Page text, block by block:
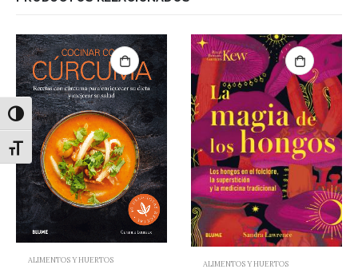
Alternar alto contraste
Alternar tamaño de letra
ALIMENTOS Y HUERTOS ALIMENTOS Y HUERTOS